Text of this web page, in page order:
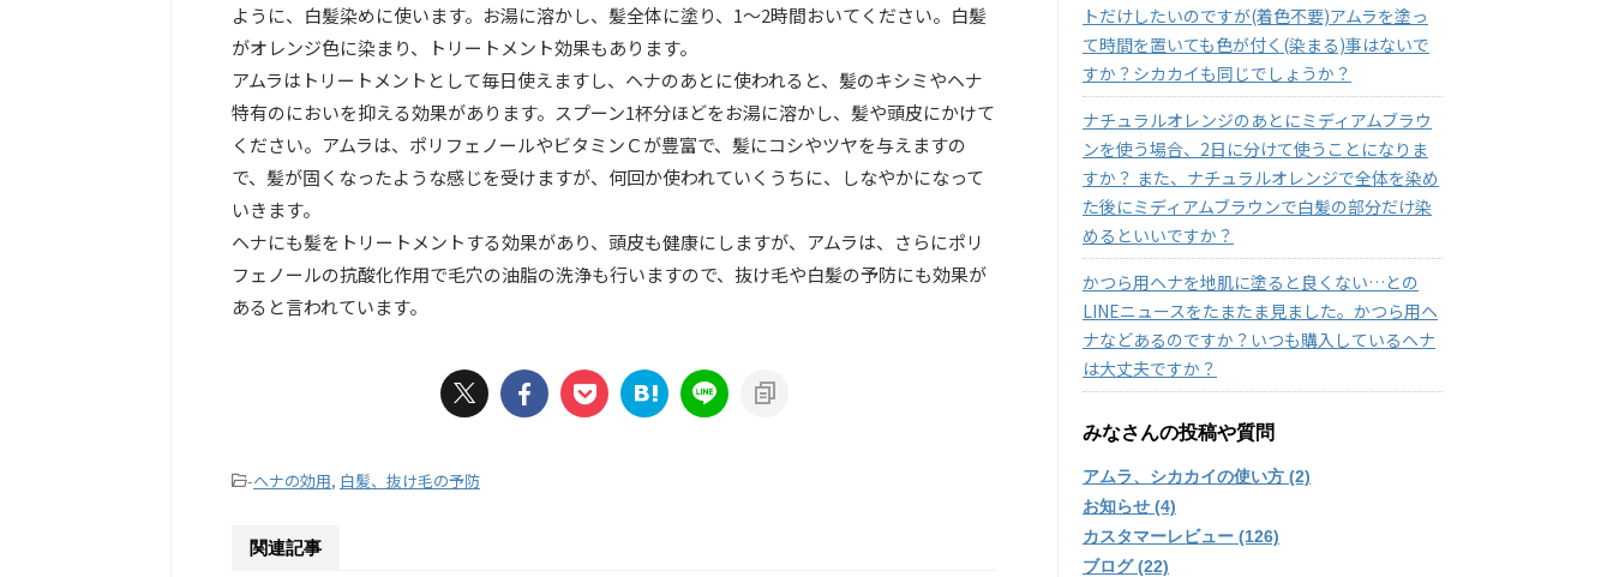
ように、白髪染めに使います。お湯に溶かし、髪全体に塗り、1～2時間おいてください。白髪
がオレンジ色に染まり、トリートメント効果もあります。
アムラはトリートメントとして毎日使えますし、ヘナのあとに使われると、髪のキシミやヘナ
特有のにおいを抑える効果があります。スプーン1杯分ほどをお湯に溶かし、髪や頭皮にかけて
ください。アムラは、ポリフェノールやビタミンＣが豊富で、髪にコシやツヤを与えますの
で、髪が固くなったような感じを受けますが、何回か使われていくうちに、しなやかになって
いきます。
ヘナにも髪をトリートメントする効果があり、頭皮も健康にしますが、アムラは、さらにポリ
フェノールの抗酸化作用で毛穴の油脂の洗浄も行いますので、抜け毛や白髪の予防にも効果が
あると言われています。
-ヘナの効用, 白髪、抜け毛の予防
関連記事
トだけしたいのですが(着色不要)アムラを塗っ
て時間を置いても色が付く(染まる)事はないで
すか？シカカイも同じでしょうか？
ナチュラルオレンジのあとにミディアムブラウ
ンを使う場合、2日に分けて使うことになりま
すか？ また、ナチュラルオレンジで全体を染め
た後にミディアムブラウンで白髪の部分だけ染
めるといいですか？
かつら用ヘナを地肌に塗ると良くない…との
LINEニュースをたまたま見ました。かつら用ヘ
ナなどあるのですか？いつも購入しているヘナ
は大丈夫ですか？
みなさんの投稿や質問
アムラ、シカカイの使い方 (2)
お知らせ (4)
カスタマーレビュー (126)
ブログ (22)